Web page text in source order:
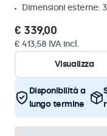
Dimensioni esterne:
€ 339,00
€ 413,58 IVA incl.
Visualizza
Disponibilità a
lungo termine